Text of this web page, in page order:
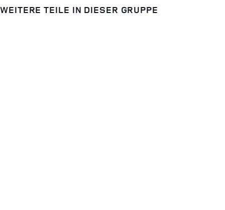
WEITERE TEILE IN DIESER GRUPPE